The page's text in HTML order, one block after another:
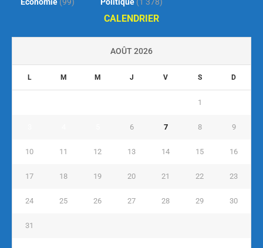
CALENDRIER
AOÛT 2026
L M M J V S D
1
6 7 8 9
10 11 12 13 14 15 16
17 18 19 20 21 22 23
24 25 26 27 28 29 30
31